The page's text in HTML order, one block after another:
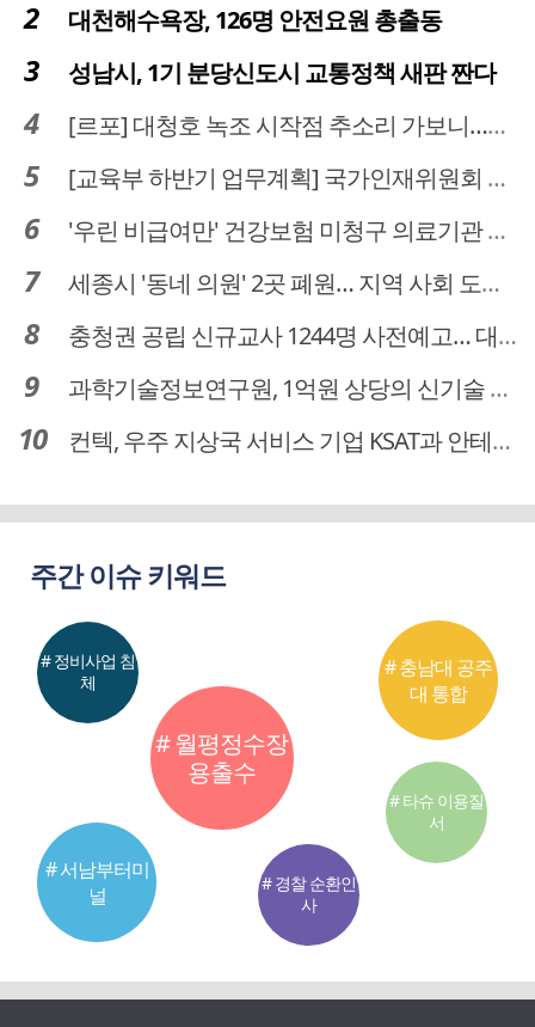
대천해수욕장, 126명 안전요원 총출동
성남시, 1기 분당신도시 교통정책 새판 짠다
[르포] 대청호 녹조 시작점 추소리 가보니…걷어내도 짙은 초록빛
[교육부 하반기 업무계획] 국가인재위원회 신설… 거점국립대 3곳 성장엔진·AI 분야 패키지 지원
'우린 비급여만' 건강보험 미청구 의료기관 대전 65곳 충남 31곳
세종시 '동네 의원' 2곳 폐원… 지역 사회 도마 위
충청권 공립 신규교사 1244명 사전예고… 대전 초등 34명서 4명으로
과학기술정보연구원, 1억원 상당의 신기술 기업 이전 완료
컨텍, 우주 지상국 서비스 기업 KSAT과 안테나 6기 계약 체결
주간 이슈 키워드
# 월평정수장
용출수
# 서남부터미
널
# 충남대 공주
대 통합
# 정비사업 침
체
# 경찰 순환인
사
# 타슈 이용질
서